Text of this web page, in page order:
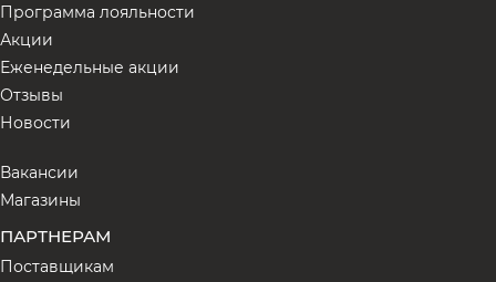
Программа лояльности
Акции
Еженедельные акции
Отзывы
Новости
Вакансии
Магазины
ПАРТНЕРАМ
Поставщикам